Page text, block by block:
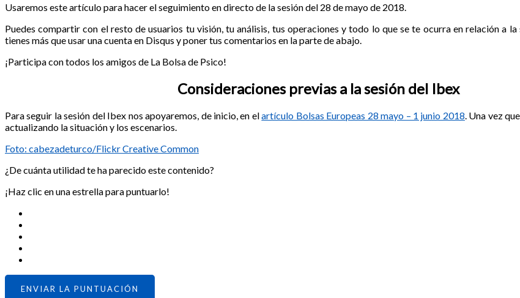
Usaremos este artículo para hacer el seguimiento en directo de la sesión del 28 de mayo de 2018.
Puedes compartir con el resto de usuarios tu visión, tu análisis, tus operaciones y todo lo que se te ocurra en relación a la
tienes más que usar una cuenta en Disqus y poner tus comentarios en la parte de abajo.
¡Participa con todos los amigos de La Bolsa de Psico!
Consideraciones previas a la sesión del Ibex
Para seguir la sesión del Ibex nos apoyaremos, de inicio, en elartículo Bolsas Europeas 28 mayo – 1 junio 2018 . Una vez
actualizando la situación y los escenarios.
Foto: cabezadeturco/Flickr Creative Common
¿De cuánta utilidad te ha parecido este contenido?
¡Haz clic en una estrella para puntuarlo!
ENVIAR LA PUNTUACIÓN